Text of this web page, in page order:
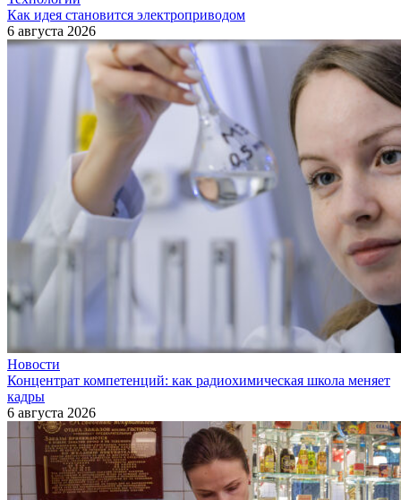
Как идея становится электроприводом
6 августа 2026
Новости
Концентрат компетенций: как радиохимическая школа меняет
кадры
6 августа 2026